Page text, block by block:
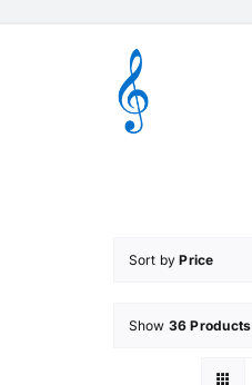
Sort byPrice
Show 36 Products